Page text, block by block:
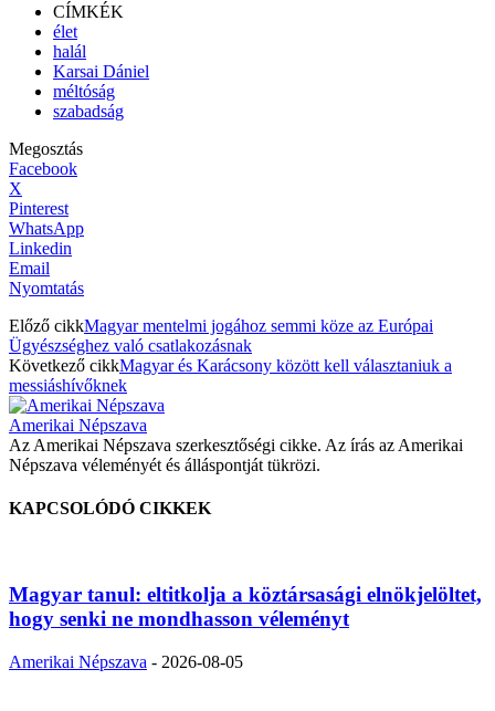
CÍMKÉK
élet
halál
Karsai Dániel
méltóság
szabadság
Megosztás
Facebook
X
Pinterest
WhatsApp
Linkedin
Email
Nyomtatás
Előző cikkMagyar mentelmi jogához semmi köze az Európai
Ügyészséghez való csatlakozásnak
Következő cikkMagyar és Karácsony között kell választaniuk a
messiáshívőknek
Amerikai Népszava
Az Amerikai Népszava szerkesztőségi cikke. Az írás az Amerikai
Népszava véleményét és álláspontját tükrözi.
KAPCSOLÓDÓ CIKKEK
Magyar tanul: eltitkolja a köztársasági elnökjelöltet,
hogy senki ne mondhasson véleményt
Amerikai Népszava - 2026-08-05